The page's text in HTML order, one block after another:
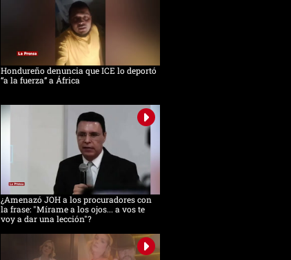
Hondureño denuncia que ICE lo deportó
“a la fuerza” a África
¿Amenazó JOH a los procuradores con
la frase: "Mírame a los ojos... a vos te
voy a dar una lección"?